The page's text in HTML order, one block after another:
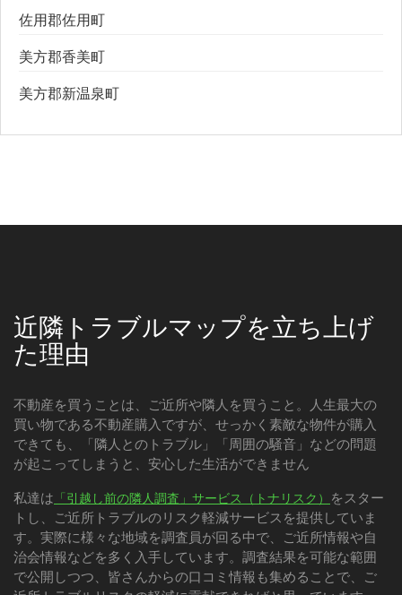
佐用郡佐用町
美方郡香美町
美方郡新温泉町
近隣トラブルマップを立ち上げ
た理由
不動産を買うことは、ご近所や隣人を買うこと。人生最大の
買い物である不動産購入ですが、せっかく素敵な物件が購入
できても、「隣人とのトラブル」「周囲の騒音」などの問題
が起こってしまうと、安心した生活ができません
私達は 「引越し前の隣人調査」サービス（トナリスク） をスター
トし、ご近所トラブルのリスク軽減サービスを提供していま
す。実際に様々な地域を調査員が回る中で、ご近所情報や自
治会情報などを多く入手しています。調査結果を可能な範囲
で公開しつつ、皆さんからの口コミ情報も集めることで、ご